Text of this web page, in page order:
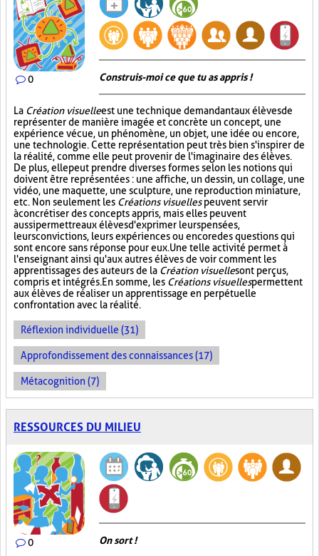
0 Construis-moi ce que tu as appris !
La Création visuelleest une technique demandant aux élèves de
représenter de manière imagée et concrète un concept, une
expérience vécue, un phénomène, un objet, une idée ou encore,
une technologie. Cette représentation peut très bien s'inspirer de
la réalité, comme elle peut provenir de l'imaginaire des élèves.
De plus, elle peut prendre diverses formes selon les notions qui
doivent être représentées : une affiche, un dessin, un collage, une
vidéo, une maquette, une sculpture, une reproduction miniature,
etc. Non seulement les Créations visuellespeuvent servir
à concrétiser des concepts appris, mais elles peuvent
aussi permettre aux élèves d'exprimer leurs pensées,
leurs convictions, leurs expériences ou encore des questions qui
sont encore sans réponse pour eux. Une telle activité permet à
l'enseignant ainsi qu'aux autres élèves de voir comment les
apprentissages des auteurs de la Création visuellesont perçus,
compris et intégrés. En somme, les Créations visuellespermettent
aux élèves de réaliser un apprentissage en perpétuelle
confrontation avec la réalité.
Réflexion individuelle (31)
Approfondissement des connaissances (17)
Métacognition (7)
RESSOURCES DU MILIEU
0 On sort !